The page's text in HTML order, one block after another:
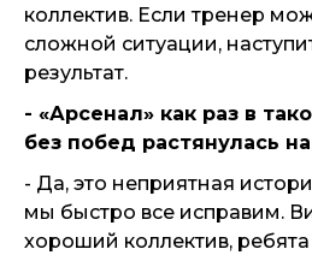
коллектив. Если тренер
сложной ситуации,
результат.
- «Арсенал» как раз в
без побед растянулась
- Да, это неприятная
мы быстро все исправим.
хороший коллектив,